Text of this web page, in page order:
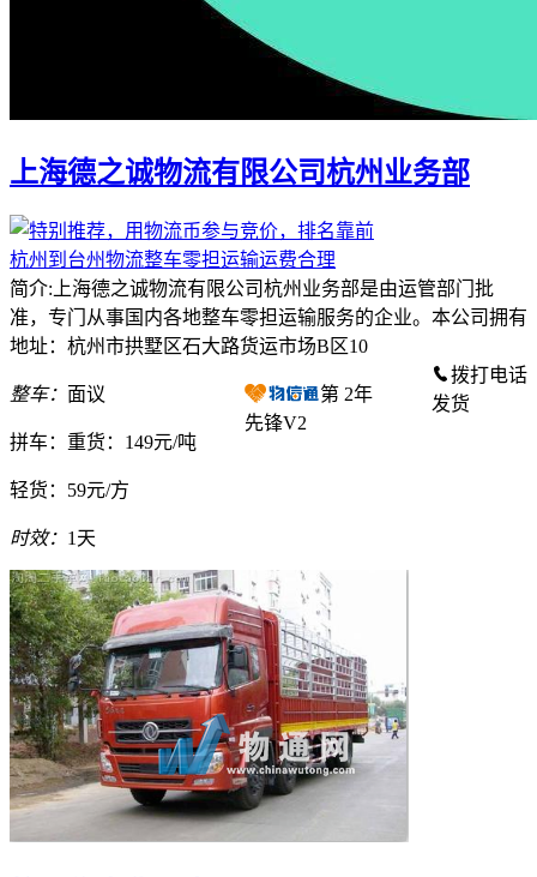
上海德之诚物流有限公司杭州业务部
杭州到台州物流整车零担运输运费合理
简介:上海德之诚物流有限公司杭州业务部是由运管部门批
准，专门从事国内各地整车零担运输服务的企业。本公司拥有
地址：杭州市拱墅区石大路货运市场B区10
整车： 面议
拼车： 重货：149元/吨
轻货： 59元/方
时效： 1天
第 2年
先锋V2
拨打电话
发货